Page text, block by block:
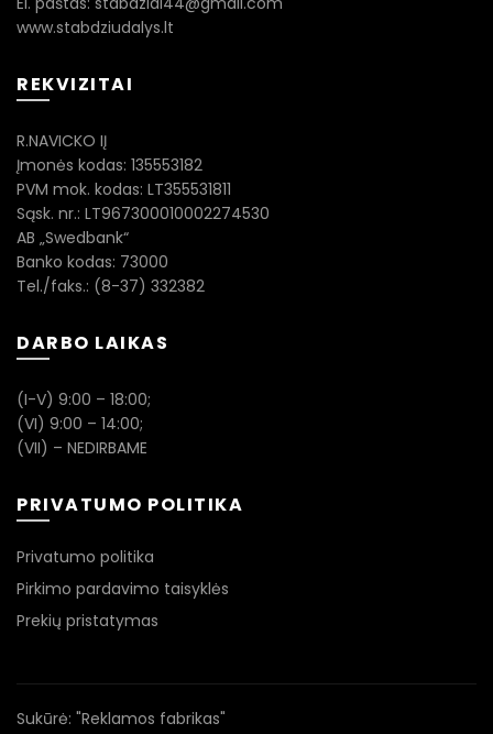
www.stabdziudalys.lt
REKVIZITAI
R.NAVICKO IĮ
Įmonės kodas: 135553182
PVM mok. kodas: LT355531811
Sąsk. nr.: LT967300010002274530
AB „Swedbank“
Banko kodas: 73000
Tel./faks.: (8-37) 332382
DARBO LAIKAS
(I-V) 9:00 – 18:00;
(VI) 9:00 – 14:00;
(VII) – NEDIRBAME
PRIVATUMO POLITIKA
Privatumo politika
Pirkimo pardavimo taisyklės
Prekių pristatymas
Sukūrė: "Reklamos fabrikas"